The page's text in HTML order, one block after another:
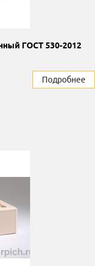
ГОСТ 530-2012
Подробнее